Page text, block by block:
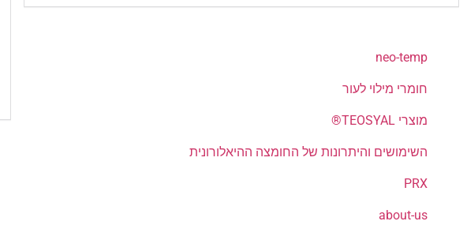
neo-temp
חומרי מילוי לעור
מוצרי TEOSYAL®
השימושים והיתרונות של החומצה ההיאלורונית
PRX
about-us